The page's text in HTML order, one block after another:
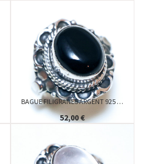
BAGUE FILIGRANES ARGENT 925 …
52,00 €